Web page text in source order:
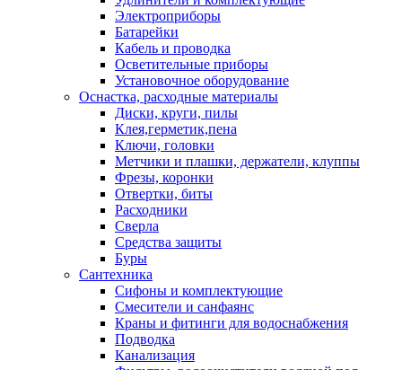
Электроприборы
Батарейки
Кабель и проводка
Осветительные приборы
Установочное оборудование
Оснастка, расходные материалы
Диски, круги, пилы
Клея,герметик,пена
Ключи, головки
Метчики и плашки, держатели, клуппы
Фрезы, коронки
Отвертки, биты
Расходники
Сверла
Средства защиты
Буры
Сантехника
Сифоны и комплектующие
Смесители и санфаянс
Краны и фитинги для водоснабжения
Подводка
Канализация